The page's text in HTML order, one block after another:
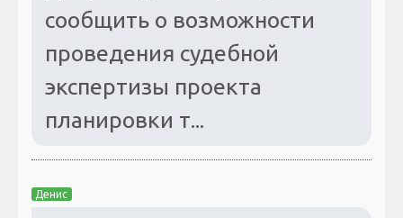
сообщить о возможности
проведения судебной
экспертизы проекта
планировки т...
Денис